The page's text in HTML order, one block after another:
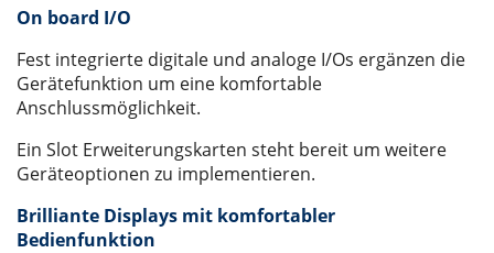
On board I/O
Fest integrierte digitale und analoge I/Os ergänzen die
Gerätefunktion um eine komfortable
Anschlussmöglichkeit.
Ein Slot Erweiterungskarten steht bereit um weitere
Geräteoptionen zu implementieren.
Brilliante Displays mit komfortabler
Bedienfunktion